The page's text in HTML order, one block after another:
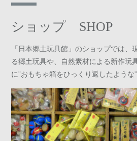
ショップ SHOP
「日本郷土玩具館」のショップでは、
る郷土玩具や、自然素材による新作玩
に”おもちゃ箱をひっくり返したよう